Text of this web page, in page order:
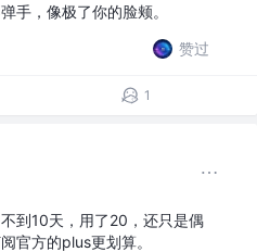
手，像极了你的脸颊。
赞过
1
到10天，用了20，还只是偶
官方的plus更划算。